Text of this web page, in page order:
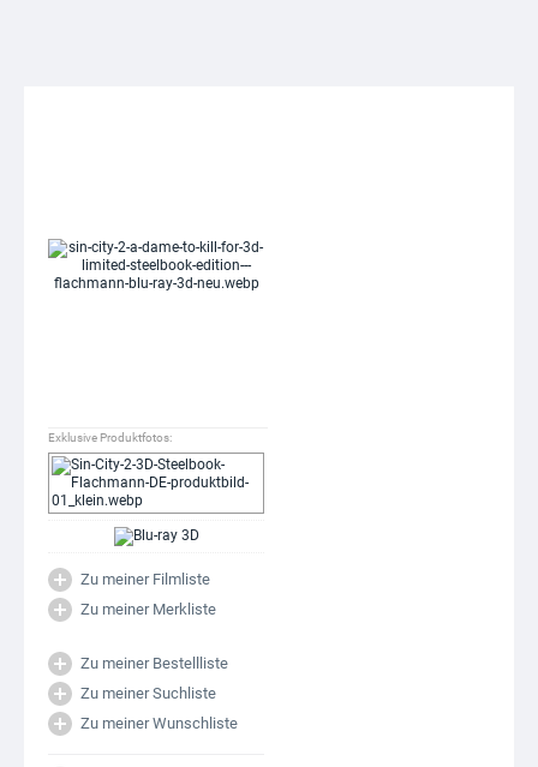
Exklusive Produktfotos:
Zu meiner Filmliste
Zu meiner Merkliste
Zu meiner Bestellliste
Zu meiner Suchliste
Zu meiner Wunschliste